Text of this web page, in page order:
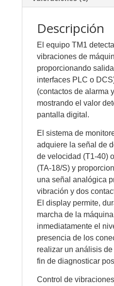
Descripción
El equipo TM1
vibraciones de
proporcionando
interfaces PLC o
(contactos de alarma
mostrando el valor
pantalla digital.
El sistema de
adquiere la señal de
de velocidad (T1-40)
(TA-18/S) y
una señal analógica
vibración y dos
El display permite,
marcha de la
inmediatamente el
presencia de los
realizar un análisis
fin de diagnosticar
Control de